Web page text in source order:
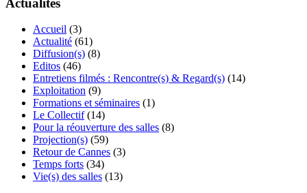
Accueil (3)
Actualité (61)
Diffusion(s) (8)
Editos (46)
Entretiens filmés : Rencontre(s) & Regard(s) (14)
Exploitation (9)
Formations et séminaires (1)
Le Collectif(14)
Pour la réouverture des salles (8)
Projection(s) (59)
Retour de Cannes (3)
Temps forts (34)
Vie(s) des salles (13)